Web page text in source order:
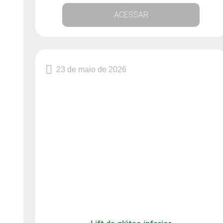
ACESSAR
23 de maio de 2026